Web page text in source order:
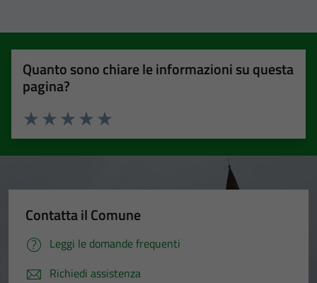
Quanto sono chiare le informazioni su questa
pagina?
Valuta 5 stelle su 5
Valuta 4 stelle su 5
Valuta 3 stelle su 5
Valuta 2 stelle su 5
Valuta 1 stelle su 5
Contatta il Comune
Leggi le domande frequenti
Richiedi assistenza